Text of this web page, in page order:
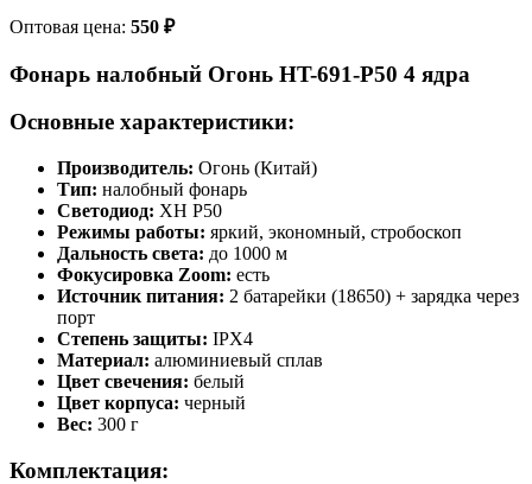
Оптовая цена: 550 ₽
Фонарь налобный Огонь HT-691-P50 4 ядра
Основные характеристики:
Производитель: Огонь (Китай)
Тип: налобный фонарь
Светодиод: XH P50
Режимы работы: яркий, экономный, стробоскоп
Дальность света: до 1000 м
Фокусировка Zoom: есть
Источник питания: 2 батарейки (18650) + зарядка через
порт
Степень защиты: IPX4
Материал: алюминиевый сплав
Цвет свечения: белый
Цвет корпуса: черный
Вес: 300 г
Комплектация: